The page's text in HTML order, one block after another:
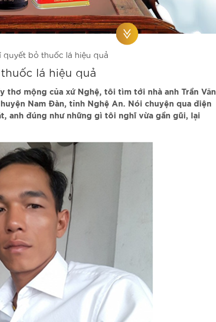
bỏ thuốc lá hiệu quả
lá hiệu quả
thơ mộng của xứ Nghệ, tôi tìm tới nhà anh Trần Văn
Nam Đàn, tỉnh Nghệ An. Nói chuyện qua điện
anh đúng như những gì tôi nghĩ vừa gần gũi, lại